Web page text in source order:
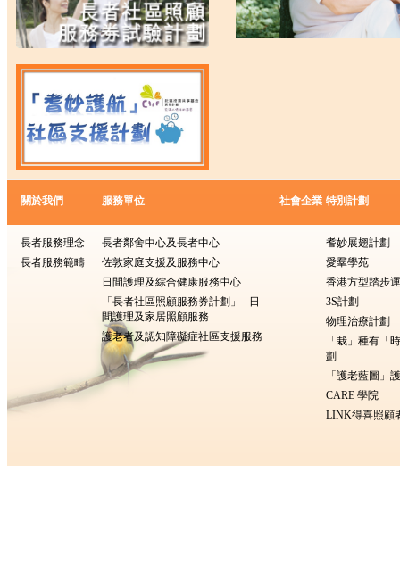
關於我們
長者服務理念
長者服務範疇
服務單位
長者鄰舍中心及長者中心
佐敦家庭支援及服務中心
日間護理及綜合健康服務中心
「長者社區照顧服務券計劃」– 日
間護理及家居照顧服務
護老者及認知障礙症社區支援服務
社會企業 特別計劃
耆妙展翅計劃
愛羣學苑
香港方型踏步
3S計劃
物理治療計劃
「栽」種有
劃
「護老藍圖」
CARE 學院
LINK得喜照顧